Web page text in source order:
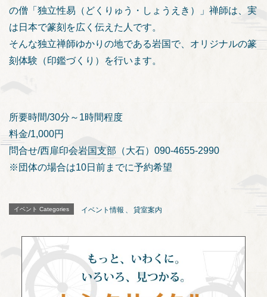
の僧「独立性易（どくりゅう・しょうえき）」禅師は、実
は日本で篆刻を広く伝えた人です。
そんな独立禅師ゆかりの地である岩国で、オリジナルの篆
刻体験（印鑑づくり）を行います。
所要時間/30分～1時間程度
料金/1,000円
問合せ/西扉印会岩国支部（大石）090-4655-2990
※団体の場合は10日前までに予約希望
イベント Categories イベント情報 貸室案内